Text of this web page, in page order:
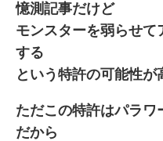
憶測記事だけど
モンスターを弱らせて
する
という特許の可能性が
ただこの特許はパラワ
だから